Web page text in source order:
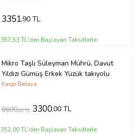
3351,90 TL
357,53 TL'den Başlayan Taksitlerle
Mikro Taşlı Süleyman Mührü, Davut
Yıldızı Gümüş Erkek Yüzük takıyolu
Kargo Bedava
6600,00 TL 3300,00 TL
352,00 TL'den Başlayan Taksitlerle